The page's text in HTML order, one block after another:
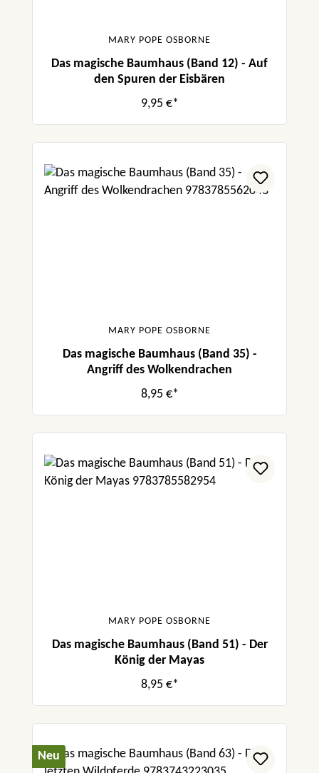
MARY POPE OSBORNE
Das magische Baumhaus (Band 12) - Auf
den Spuren der Eisbären
9,95 €*
MARY POPE OSBORNE
Das magische Baumhaus (Band 35) -
Angriff des Wolkendrachen
8,95 €*
MARY POPE OSBORNE
Das magische Baumhaus (Band 51) - Der
König der Mayas
8,95 €*
Neu